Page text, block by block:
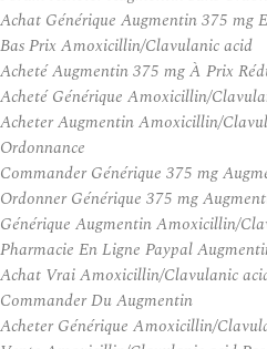
Achat Générique Augmentin 375 mg
Bas Prix Amoxicillin/Clavulanic acid
Acheté Augmentin 375 mg À Prix
Acheté Générique Amoxicillin/
Acheter Augmentin Amoxicillin/
Ordonnance
Commander Générique 375 mg
Ordonner Générique 375 mg
Générique Augmentin Amoxicillin/
Pharmacie En Ligne Paypal
Achat Vrai Amoxicillin/Clavulanic
Commander Du Augmentin
Acheter Générique Amoxicillin/